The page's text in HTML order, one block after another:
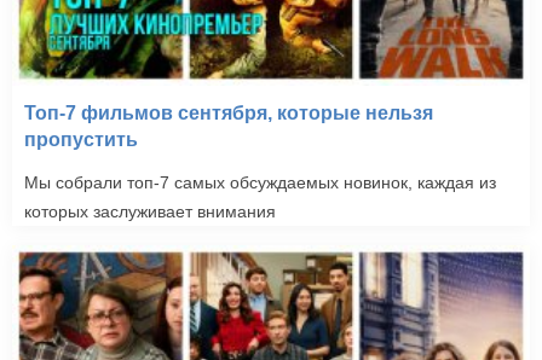
Топ-7 фильмов сентября, которые нельзя
пропустить
Мы собрали топ-7 самых обсуждаемых новинок, каждая из
которых заслуживает внимания